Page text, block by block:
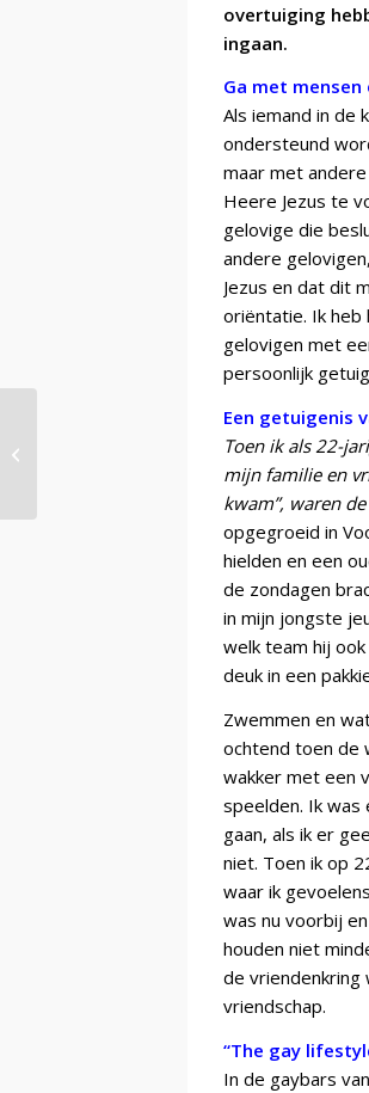
overtuiging
ingaan.
Ga met mensen
Als iemand in de
ondersteund
maar met
Heere Jezus te
gelovige die
andere
Jezus en dat dit
oriëntatie. Ik heb
gelovigen met
persoonlijk
Een getuigenis
Toen ik als 22-
mijn familie en
kwam”, waren
opgegroeid in
hielden en een
de zondagen
in mijn jongste
welk team hij
deuk in een
Zwemmen en
ochtend toen de
wakker met een
speelden. Ik was
gaan, als ik er
niet. Toen ik op
waar ik
was nu voorbij
houden niet
de vriendenkring
vriendschap.
“The gay
In de gaybars
PCM in het licht van Bijbelse